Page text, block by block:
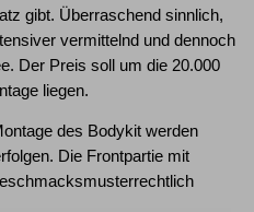
gibt. Überraschend sinnlich,
vermittelnd und dennoch
Der Preis soll um die 20.000
liegen.
des Bodykit werden
Die Frontpartie mit